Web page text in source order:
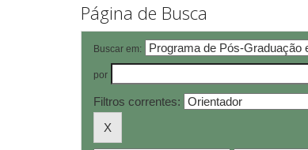
Página de Busca
Buscar em:
por
Filtros correntes: